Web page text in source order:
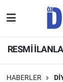
RESMİ
HABERLER
ASAYİŞ
Hava